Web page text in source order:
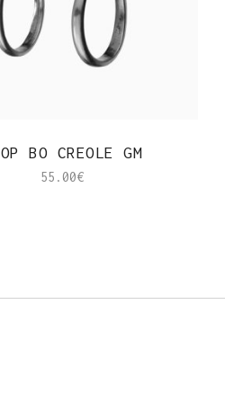
BO CREOLE GM
55.00€